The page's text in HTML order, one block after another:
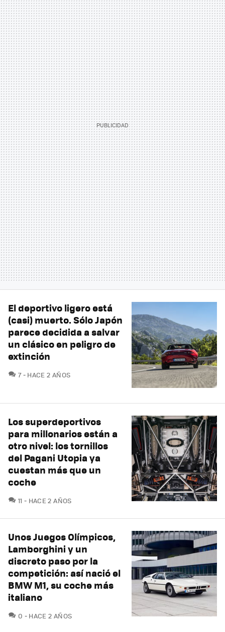
El deportivo ligero está
(casi) muerto. Sólo Japón
parece decidida a salvar
un clásico en peligro de
extinción
7COMENTARIOS
HACE 2 AÑOS
Los superdeportivos
para millonarios están a
otro nivel: los tornillos
del Pagani Utopia ya
cuestan más que un
coche
11 COMENTARIOS
HACE 2 AÑOS
Unos Juegos Olímpicos,
Lamborghini y un
discreto paso por la
competición: así nació el
BMW M1, su coche más
italiano
0 COMENTARIOS
HACE 2 AÑOS